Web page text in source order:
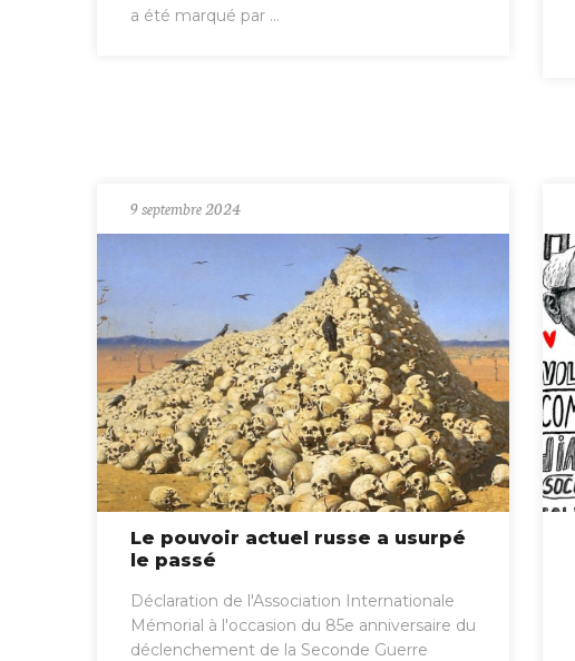
a été marqué par ...
9 septembre 2024
Le pouvoir actuel russe a usurpé
le passé
Déclaration de l'Association Internationale
Mémorial à l'occasion du 85e anniversaire du
déclenchement de la Seconde Guerre